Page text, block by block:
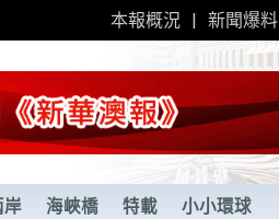
本報概況 新聞爆料
岸 海峽橋 特載 小小環球